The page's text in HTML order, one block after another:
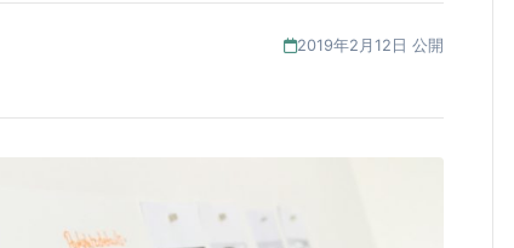
2019年2月12日 公開